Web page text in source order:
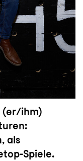
(er/ihm)
als
Spiele.